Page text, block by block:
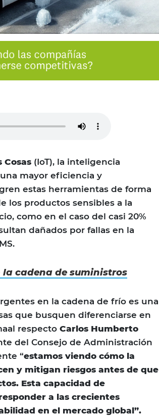
Cosas (IoT), la inteligencia
mayor eficiencia y
estas herramientas de forma
los productos sensibles a la
como en el caso del casi 20%
dañados por fallas en la
cadena de suministros
en la cadena de frío es una
que busquen diferenciarse en
respecto Carlos Humberto
del Consejo de Administración
“estamos viendo cómo la
y mitigan riesgos antes de que
Esta capacidad de
a las crecientes
en el mercado global”.